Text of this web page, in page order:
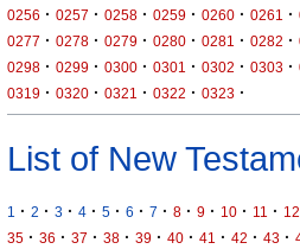
0256 · 0257 · 0258 · 0259 · 0260 · 0261 ·
0277 · 0278 · 0279 · 0280 · 0281 · 0282 ·
0298 · 0299 · 0300 · 0301 · 0302 · 0303 ·
0319 · 0320 · 0321 · 0322 · 0323 ·
List of New
1 · 2 · 3 · 4 · 5 · 6 · 7 · 8 · 9 · 10 · 11 · 12
35 · 36 · 37 · 38 · 39 · 40 · 41 · 42 · 43 ·